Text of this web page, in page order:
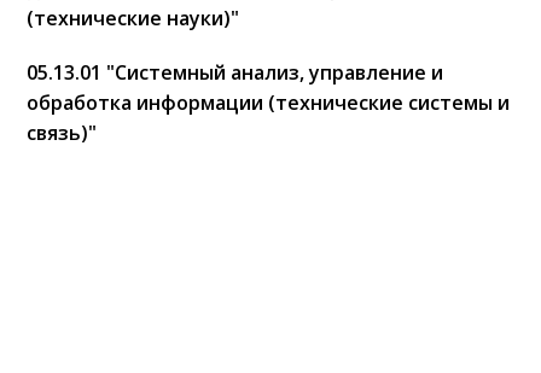
(технические науки)"
05.13.01 "Системный анализ, управление и
обработка информации (технические системы и
связь)"